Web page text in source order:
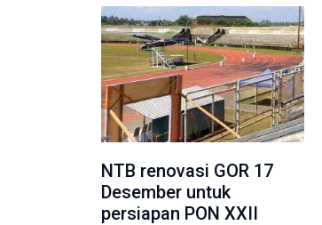
NTB renovasi GOR 17
Desember untuk
persiapan PON XXII